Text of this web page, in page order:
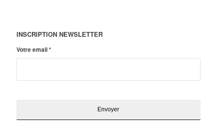
INSCRIPTION NEWSLETTER
Votre email*